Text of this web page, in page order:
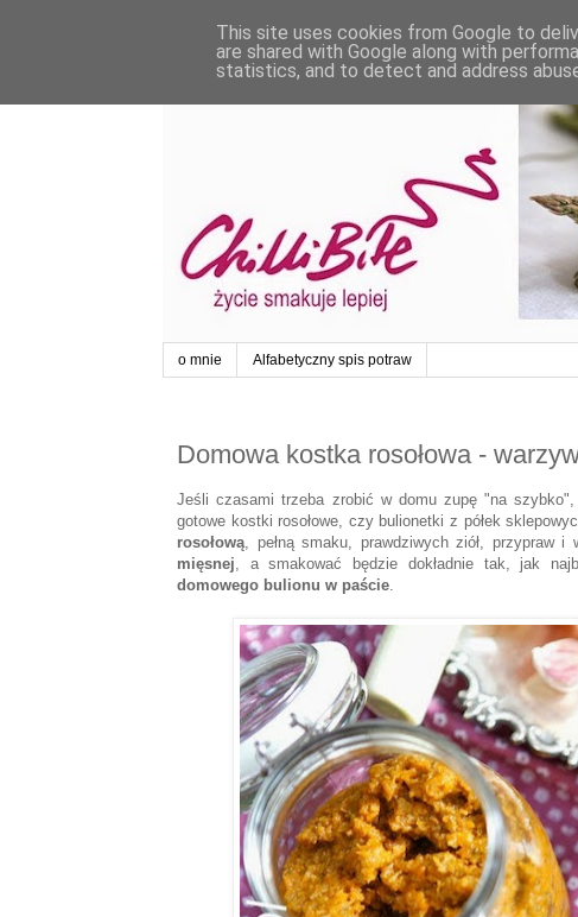
o mnie Alfabetyczny spis potraw
Domowa kostka rosołowa -
Jeśli czasami trzeba zrobić w domu zupę "na
gotowe kostki rosołowe, czy bulionetki z półek
rosołową, pełną smaku, prawdziwych ziół, przypraw i
mięsnej, a smakować będzie dokładnie tak, jak
domowego bulionu w paście.
This site uses cookies from Google to
are shared with Google along with
statistics, and to detect and address